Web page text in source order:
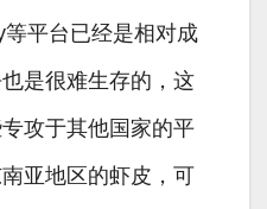
平台已经是相对成
是很难生存的，这
攻于其他国家的平
亚地区的虾皮，可